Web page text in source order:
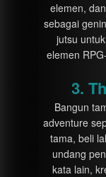
elemen,
sebagai
jutsu
elemen
3.
Bangun
adventure
tama, beli
undang
kata lain,